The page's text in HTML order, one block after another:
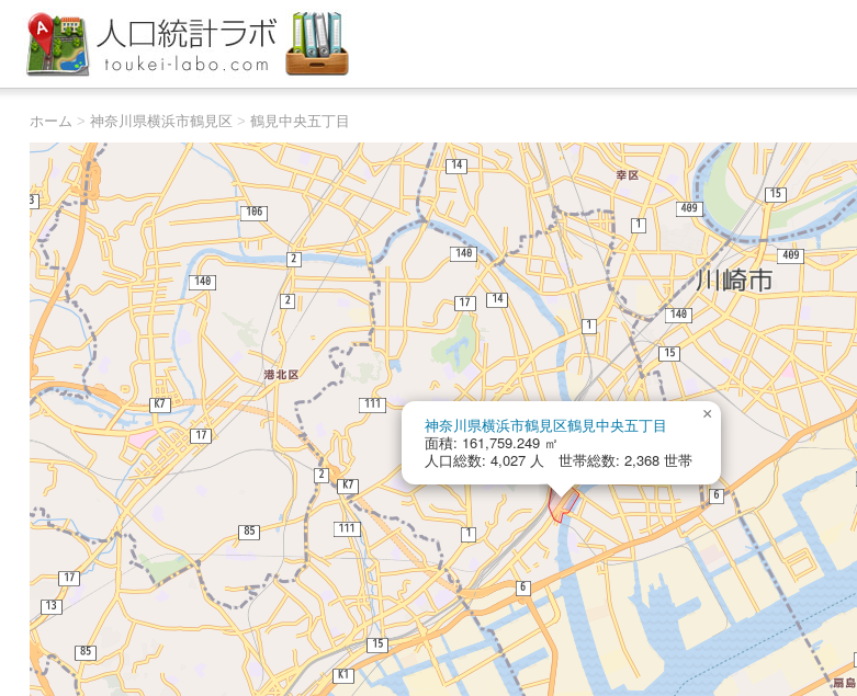
ホーム > 神奈川県横浜市鶴見区 > 鶴見中央五丁目
神奈川県横浜市鶴見区鶴見中央五丁目
面積: 161,759.249 ㎡
人口総数: 4,027 人 世帯総数: 2,368 世帯
×